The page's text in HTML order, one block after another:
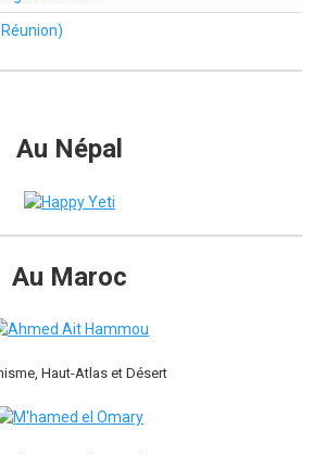
Au Népal
Au Maroc
Haut-Atlas et Désert